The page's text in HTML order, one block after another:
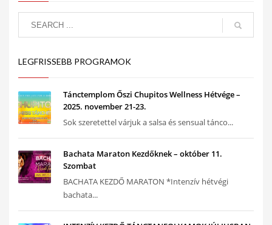
LEGFRISSEBB PROGRAMOK
Tánctemplom Őszi Chupitos Wellness Hétvége –
2025. november 21-23.
Sok szeretettel várjuk a salsa és sensual tánco...
Bachata Maraton Kezdőknek – október 11.
Szombat
BACHATA KEZDŐ MARATON *Intenzív hétvégi
bachata...